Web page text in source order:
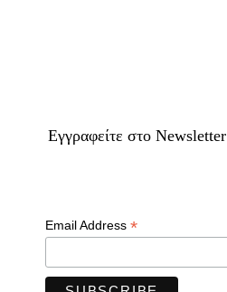
Eγγραφείτε στο Newsletter
Email Address *